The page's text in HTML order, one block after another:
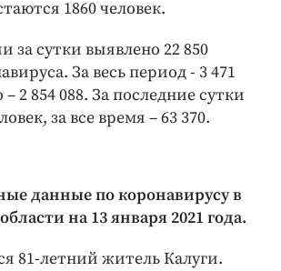
1860 человек.
за сутки выявлено 22 850
За весь период - 3 471
2 854 088. За последние сутки
за все время – 63 370.
данные по коронавирусу в
на 13 января 2021 года.
81-летний житель Калуги.